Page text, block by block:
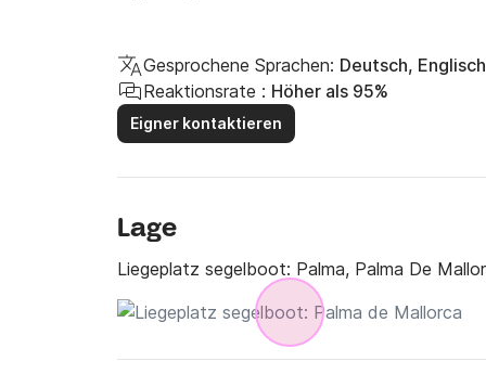
Gesprochene Sprachen: Deutsch,
Reaktionsrate : Höher als 95%
Eigner kontaktieren
Lage
Liegeplatz segelboot: Palma, Palma De